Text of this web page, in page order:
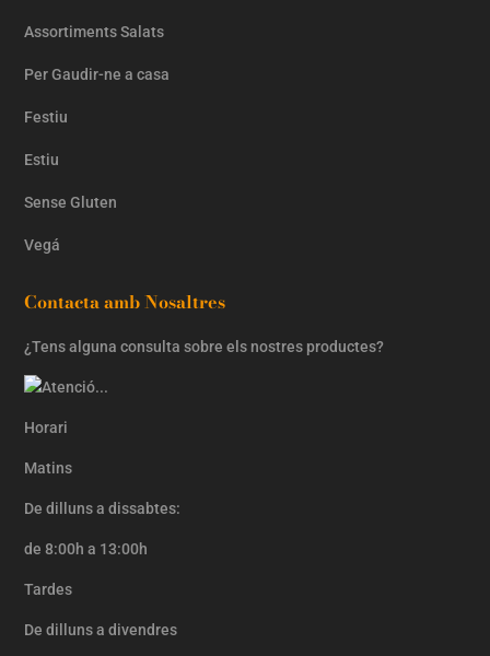
Assortiments Salats
Per Gaudir-ne a casa
Festiu
Estiu
Sense Gluten
Vegá
Contacta amb Nosaltres
¿Tens alguna consulta sobre els nostres productes?
Horari
Matins
De dilluns a dissabtes:
de 8:00h a 13:00h
Tardes
De dilluns a divendres